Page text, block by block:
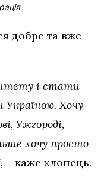
добре та вже
і стати
Хочу
Ужгороді,
хочу просто
– каже хлопець.